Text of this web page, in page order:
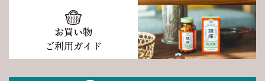
お買い物
ご利用ガイド